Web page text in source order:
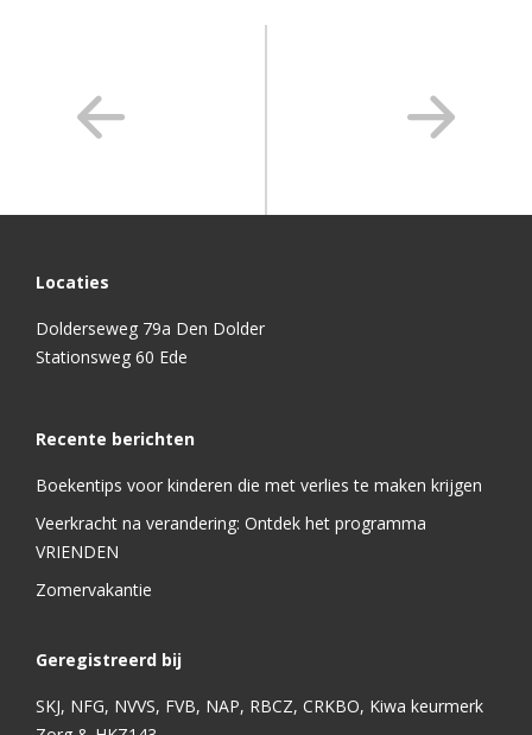
Locaties
Dolderseweg 79a Den Dolder
Stationsweg 60 Ede
Recente berichten
Boekentips voor kinderen die met verlies te maken krijgen
Veerkracht na verandering: Ontdek het programma
VRIENDEN
Zomervakantie
Geregistreerd bij
SKJ, NFG, NVVS, FVB, NAP, RBCZ, CRKBO, Kiwa keurmerk